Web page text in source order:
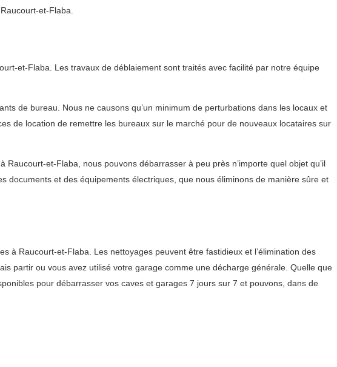
et-Flaba.
et-Flaba. Les travaux de déblaiement sont traités avec facilité par notre équipe
de bureau. Nous ne causons qu’un minimum de perturbations dans les locaux et
de location de remettre les bureaux sur le marché pour de nouveaux locataires sur
et-Flaba, nous pouvons débarrasser à peu près n’importe quel objet qu’il
documents et des équipements électriques, que nous éliminons de manière sûre et
à Raucourt-et-Flaba. Les nettoyages peuvent être fastidieux et l’élimination des
partir ou vous avez utilisé votre garage comme une décharge générale. Quelle que
pour débarrasser vos caves et garages 7 jours sur 7 et pouvons, dans de